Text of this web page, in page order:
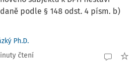
podle § 148 odst. 4 písm. b)
Ph.D.
čtení